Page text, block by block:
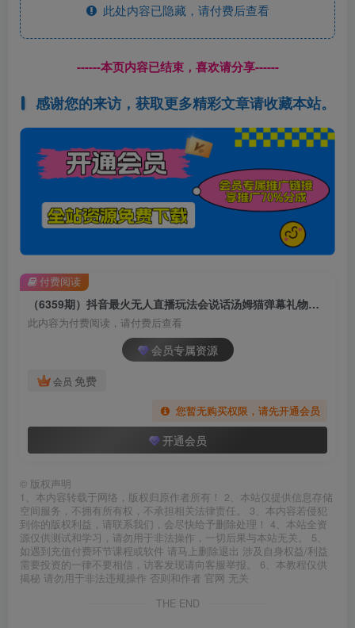
此处内容已隐藏，请付费后查看
------本页内容已结束，喜欢请分享------
感谢您的来访，获取更多精彩文章请收藏本站。
（6359期）抖音最火无人直播玩法会说话汤姆猫弹幕礼物互动小游戏（游戏软件+开播教程)
此内容为付费阅读，请付费后查看
会员专属资源
会员 免费
您暂无购买权限，请先开通会员
开通会员
付费阅读
© 版权声明
1、本内容转载于网络，版权归原作者所有！ 2、本站仅提供信息存储
空间服务，不拥有所有权，不承担相关法律责任。 3、本内容若侵犯
到你的版权利益，请联系我们，会尽快给予删除处理！ 4、本站全资
源仅供测试和学习，请勿用于非法操作，一切后果与本站无关。 5、
如遇到充值付费环节课程或软件 请马上删除退出 涉及自身权益/利益
需要投资的一律不要相信，访客发现请向客服举报。 6、本教程仅供
揭秘 请勿用于非法违规操作 否则和作者 官网 无关
THE END